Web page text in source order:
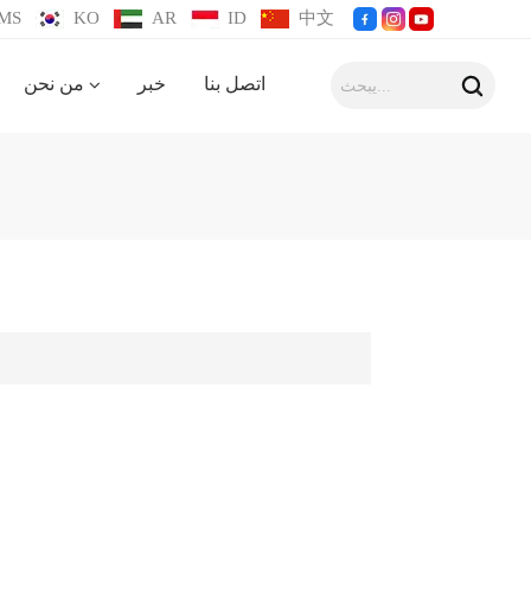
KO AR ID 中文
من نحن خبر اتصل بنا